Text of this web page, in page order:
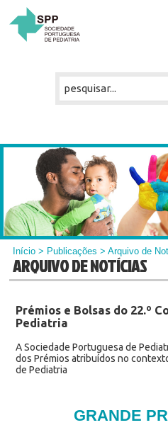
Início > Publicações > Arquivo de
ARQUIVO DE NOTÍCIAS
Prémios e Bolsas do 22.º
Pediatria
A Sociedade Portuguesa de
dos Prémios atribuídos no
de Pediatria
GRANDE